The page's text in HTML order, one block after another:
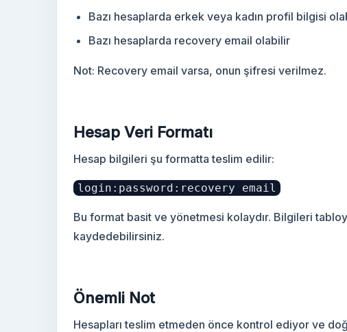
Bazı hesaplarda erkek veya kadın profil bilgisi
Bazı hesaplarda recovery email olabilir
Not: Recovery email varsa, onun şifresi verilmez.
Hesap Veri Formatı
Hesap bilgileri şu formatta teslim edilir:
login:password:recovery email
Bu format basit ve yönetmesi kolaydır. Bilgileri
kaydedebilirsiniz.
Önemli Not
Hesapları teslim etmeden önce kontrol ediyor ve